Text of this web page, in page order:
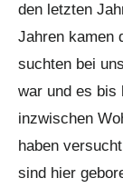
den letzten
Jahren kamen
suchten bei
war und es bis
inzwischen
haben
sind hier